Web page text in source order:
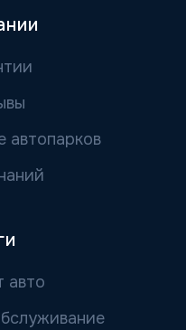
автопарков
авто